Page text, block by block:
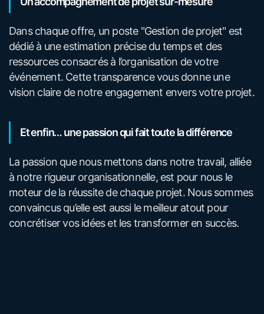
Dans chaque offre, un poste "Gestion de projet" est
dédié à une estimation précise du temps et des
ressources consacrés à l’organisation de votre
événement. Cette transparence vous donne une
vision claire de notre engagement envers votre projet.
Et enfin… une passion qui fait toute la différence
La passion que nous mettons dans notre travail, alliée
à notre rigueur organisationnelle, est pour nous le
moteur de la réussite de chaque projet. Nous sommes
convaincus qu’elle est aussi le meilleur atout pour
concrétiser vos idées et les transformer en succès.